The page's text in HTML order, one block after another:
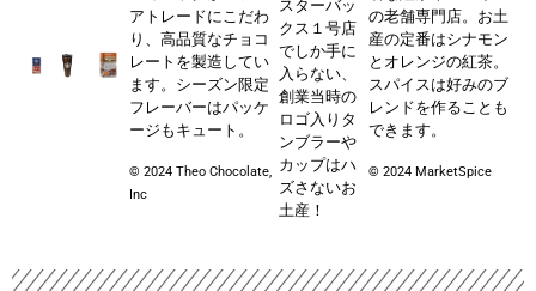
アトレードにこだわ
り、⾼品質なチョコ
レートを製造してい
ます。シーズン限定
フレーバーはパッケ
ージもキュート。
© 2024 Theo Chocolate,
Inc
スターバッ
クス１号店
でしか⼿に
⼊らない、
創業当時の
ロゴ⼊りタ
ンブラーや
カップはハ
ズさないお
⼟産！
の⽼舗専⾨店。お⼟
産の定番はシナモン
とオレンジの紅茶。
スパイスは好みのブ
レンドを作ることも
できます。
© 2024 MarketSpice